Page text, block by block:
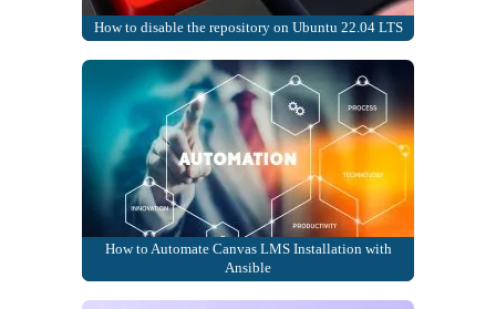
How to disable the repository on Ubuntu 22.04 LTS
How to Automate Canvas LMS Installation with
Ansible